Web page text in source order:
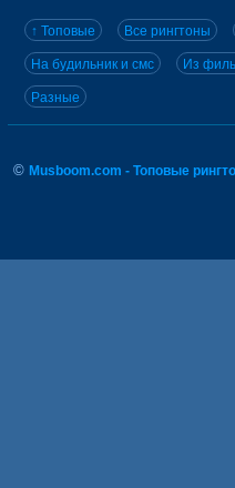
↑ Топовые Все рингтоны
На будильник и смс Из
Разные
© Musboom.com - Топовые